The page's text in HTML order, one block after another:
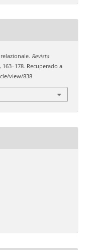
Revista
163–178. Recuperado a
view/838